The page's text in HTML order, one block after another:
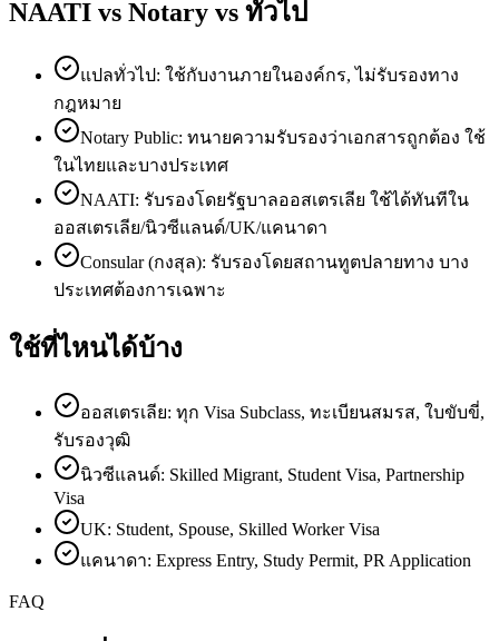
NAATI vs Notary vs ทั่วไป
แปลทั่วไป: ใช้กับงานภายในองค์กร, ไม่รับรองทาง
กฎหมาย
Notary Public: ทนายความรับรองว่าเอกสารถูกต้อง ใช้
ในไทยและบางประเทศ
NAATI: รับรองโดยรัฐบาลออสเตรเลีย ใช้ได้ทันทีใน
ออสเตรเลีย/นิวซีแลนด์/UK/แคนาดา
Consular (กงสุล): รับรองโดยสถานทูตปลายทาง บาง
ประเทศต้องการเฉพาะ
ใช้ที่ไหนได้บ้าง
ออสเตรเลีย: ทุก Visa Subclass, ทะเบียนสมรส, ใบขับขี่,
รับรองวุฒิ
นิวซีแลนด์: Skilled Migrant, Student Visa, Partnership
Visa
UK: Student, Spouse, Skilled Worker Visa
แคนาดา: Express Entry, Study Permit, PR Application
FAQ